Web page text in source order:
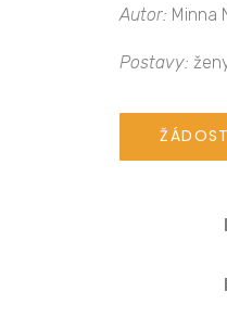
Autor: Minna
Postavy: